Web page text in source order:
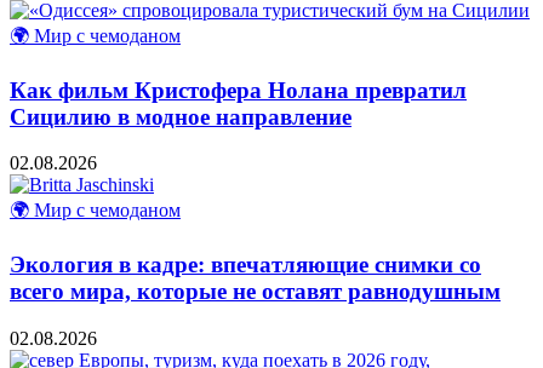
🌍 Мир с чемоданом
Как фильм Кристофера Нолана превратил
Сицилию в модное направление
02.08.2026
🌍 Мир с чемоданом
Экология в кадре: впечатляющие снимки со
всего мира, которые не оставят равнодушным
02.08.2026